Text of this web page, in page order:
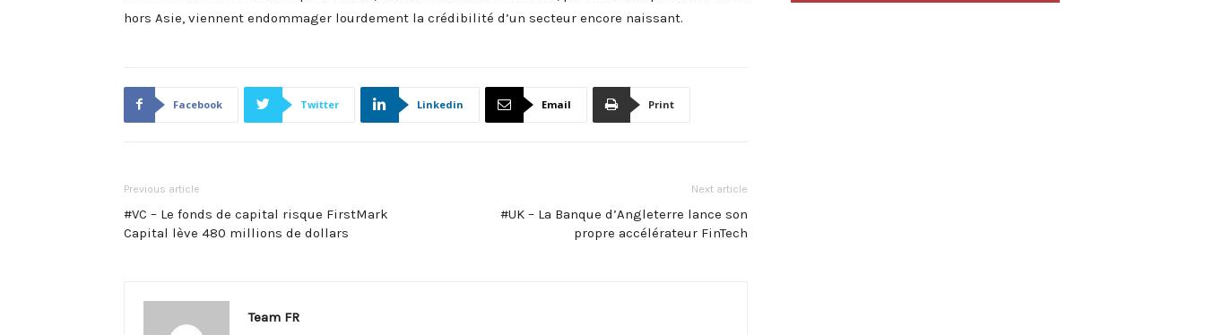
hors Asie, viennent endommager lourdement la crédibilité d’un secteur encore naissant.
Facebook Twitter Linkedin Email Print
Previous article
#VC – Le fonds de capital risque FirstMark
Capital lève 480 millions de dollars
Next article
#UK – La Banque d’Angleterre lance son
propre accélérateur FinTech
Team FR